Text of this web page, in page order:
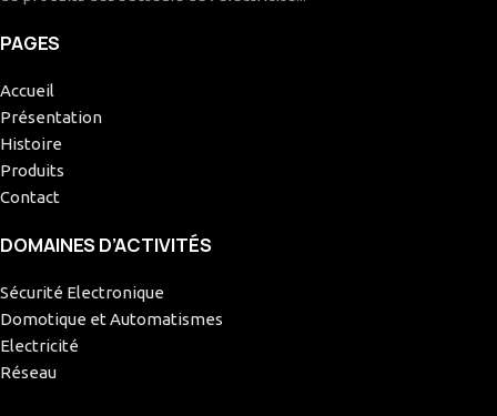
PAGES
Accueil
Présentation
Histoire
Produits
Contact
DOMAINES D’ACTIVITÉS
Sécurité Electronique
Domotique et Automatismes
Electricité
Réseau